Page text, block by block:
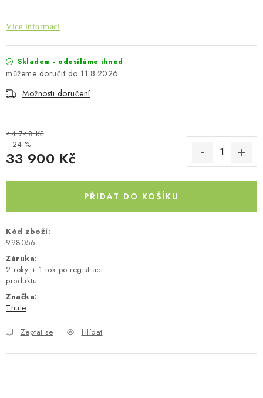
Více informací
Skladem - odesíláme ihned
11.8.2026
Možnosti doručení
44 748 Kč
–24 %
33 900 Kč
PŘIDAT DO KOŠÍKU
Kód zboží:
998056
Záruka:
2 roky + 1 rok po registraci
produktu
Značka:
Thule
Zeptat se Hlídat